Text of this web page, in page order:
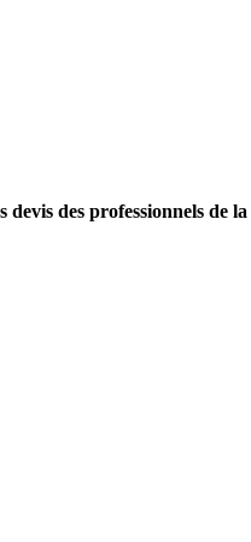
devis des professionnels de